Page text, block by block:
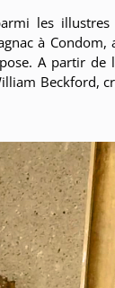
les
à
A partir de
Beckford,